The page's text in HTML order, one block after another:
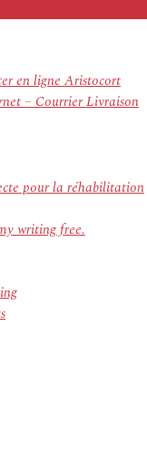
en ligne Aristocort
– Courrier Livraison
pour la réhabilitation
writing free.